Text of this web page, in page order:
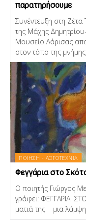
παρατηρήσουμε
Συνέντευξη στη Ζέτα Τζιώτη Η ατομική
της Μάχης
Μουσείο Λάρισας
στον τόπο της μνήμης
ΠΟΙΗΣΗ - ΛΟΓΟΤΕΧΝΙΑ
Φεγγάρια στο
Ο ποιητής Γιώργος
γράφει: ΦΕΓΓΑΡΙΑ
ματιά της μια λάμψη